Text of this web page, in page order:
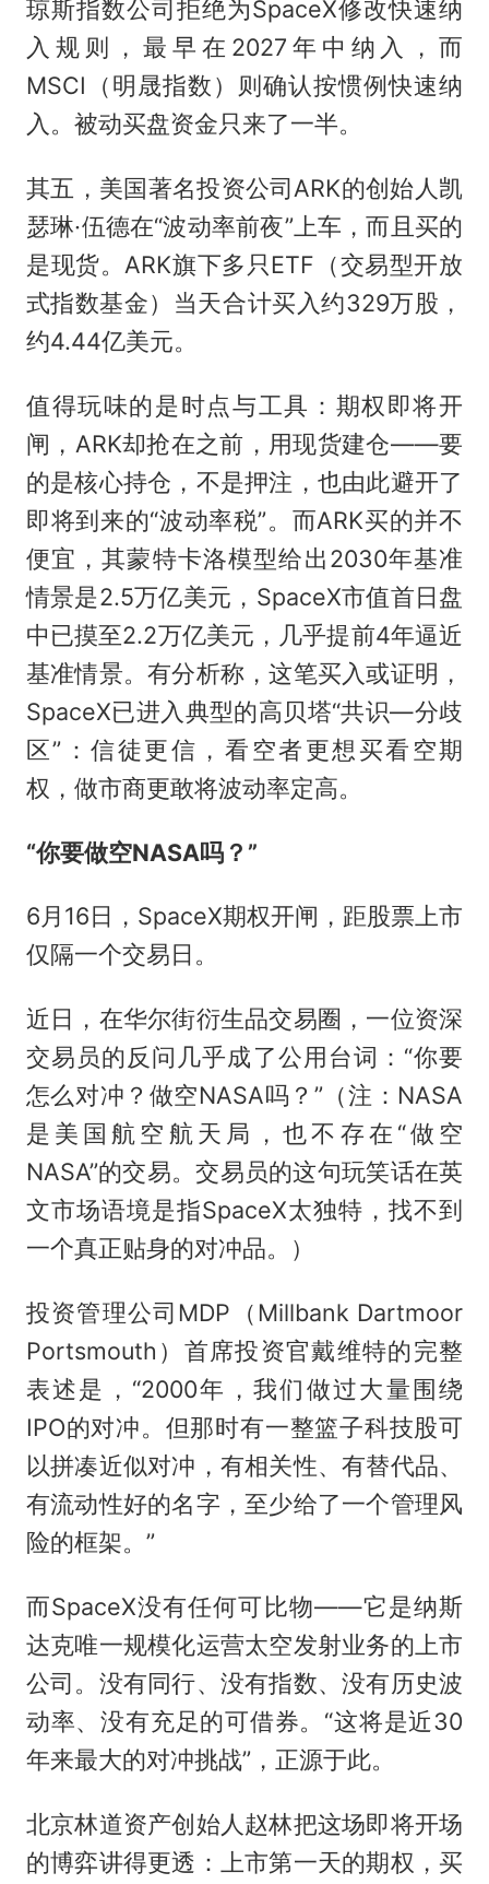
琼斯指数公司拒绝为SpaceX修改快速纳
入规则，最早在2027年中纳入，而
MSCI（明晟指数）则确认按惯例快速纳
入。被动买盘资金只来了一半。
其五，美国著名投资公司ARK的创始人凯
瑟琳·伍德在“波动率前夜”上车，而且买的
是现货。ARK旗下多只ETF（交易型开放
式指数基金）当天合计买入约329万股，
约4.44亿美元。
值得玩味的是时点与工具：期权即将开
闸，ARK却抢在之前，用现货建仓——要
的是核心持仓，不是押注，也由此避开了
即将到来的“波动率税”。而ARK买的并不
便宜，其蒙特卡洛模型给出2030年基准
情景是2.5万亿美元，SpaceX市值首日盘
中已摸至2.2万亿美元，几乎提前4年逼近
基准情景。有分析称，这笔买入或证明，
SpaceX已进入典型的高贝塔“共识—分歧
区”：信徒更信，看空者更想买看空期
权，做市商更敢将波动率定高。
“你要做空NASA吗？”
6月16日，SpaceX期权开闸，距股票上市
仅隔一个交易日。
近日，在华尔街衍生品交易圈，一位资深
交易员的反问几乎成了公用台词：“你要
怎么对冲？做空NASA吗？”（注：NASA
是美国航空航天局，也不存在“做空
NASA”的交易。交易员的这句玩笑话在英
文市场语境是指SpaceX太独特，找不到
一个真正贴身的对冲品。）
投资管理公司MDP（Millbank Dartmoor
Portsmouth）首席投资官戴维特的完整
表述是，“2000年，我们做过大量围绕
IPO的对冲。但那时有一整篮子科技股可
以拼凑近似对冲，有相关性、有替代品、
有流动性好的名字，至少给了一个管理风
险的框架。”
而SpaceX没有任何可比物——它是纳斯
达克唯一规模化运营太空发射业务的上市
公司。没有同行、没有指数、没有历史波
动率、没有充足的可借券。“这将是近30
年来最大的对冲挑战”，正源于此。
北京林道资产创始人赵林把这场即将开场
的博弈讲得更透：上市第一天的期权，买